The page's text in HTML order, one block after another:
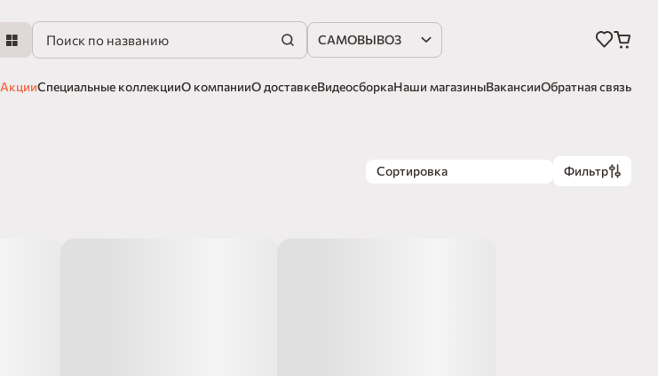
САМОВЫВОЗ
АкцииСпециальные коллекцииО компанииО доставкеВидеосборкаНаши магазиныВакансииОбратная связь
Сортировка Фильтр